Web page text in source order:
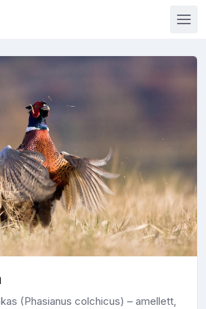
(Phasianus colchicus) – amellett,